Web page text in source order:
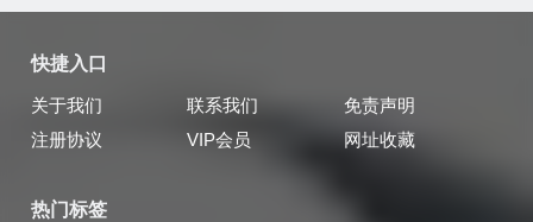
快捷入口
关于我们 联系我们
免责声明
注册协议
VIP会员 网址收藏
热门标签